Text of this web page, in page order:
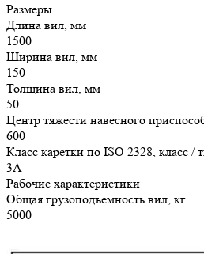
Размеры
Длина вил, мм
1500
Ширина вил, мм
150
Толщина вил, мм
50
Центр тяжести навесного
600
Класс каретки по ISO 2328, класс /
3A
Рабочие характеристики
Общая грузоподъемность вил, кг
5000